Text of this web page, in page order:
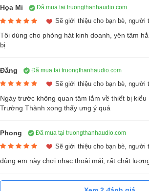
Đánh giá thiết kế Quản lý
P9 Luxury
Quản lý Nguồn điện Vatasa P9 Luxuryđược
sang trọng, hiện đại. Kích thước và trọng lượng
hợp cho việc bố trí, phối ghép và không
trong bộ dàn âm thanh.
Họa Mi Đã mua tại truongthanhaudio.com
Sẽ giới thiệu cho bạn bè, người
Tôi dùng cho phòng hát kinh doanh, yên tâm
bị
Đăng Đã mua tại truongthanhaudio.com
Sẽ giới thiệu cho bạn bè, người
Ngày trước không quan tâm lắm về thiết bị
Trường Thành xong thấy ưng ý quá
Phong Đã mua tại truongthanhaudio.com
Sẽ giới thiệu cho bạn bè, người
dùng em này chơi nhạc thoải mái, rất chất